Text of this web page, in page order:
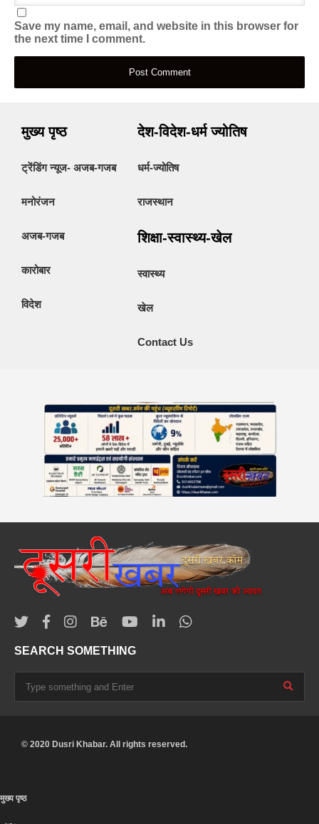
Save my name, email, and website in this browser for
the next time I comment.
मुख्य पृष्ठ
ट्रेंडिंग न्यूज- अजब-गजब
मनोरंजन
अजब-गजब
कारोबार
विदेश
देश-विदेश-धर्म ज्योतिष
धर्म-ज्योतिष
राजस्थान
शिक्षा-स्वास्थ्य-खेल
स्वास्थ्य
खेल
Contact Us
SEARCH SOMETHING
© 2020 Dusri Khabar. All rights reserved.
मुख्य पृष्ठ